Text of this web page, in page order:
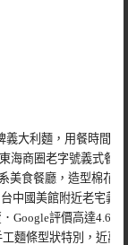
義大利麵，用餐時間人
海商圈老字號義式餐
美食餐廳，造型棉花
中國美館附近老宅義
Google評價高達4.6顆
麵條型狀特別，近萬